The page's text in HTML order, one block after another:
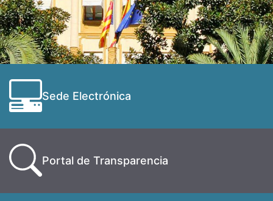
Sede Electrónica
Portal de Transparencia